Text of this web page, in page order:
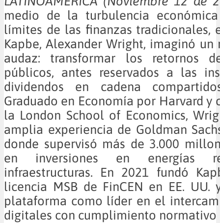
medio de la turbulencia
límites de las finanzas tradicionales,
Kapbe, Alexander Wright, imaginó un
audaz: transformar los retornos
públicos, antes reservados a las
dividendos en cadena
Graduado en Economía por Harvard y
la London School of Economics,
amplia experiencia de Goldman
donde supervisó más de 3.000
en inversiones en energías
infraestructuras. En 2021 fundó
licencia MSB de FinCEN en EE.
plataforma como líder en el
digitales con cumplimiento normativo